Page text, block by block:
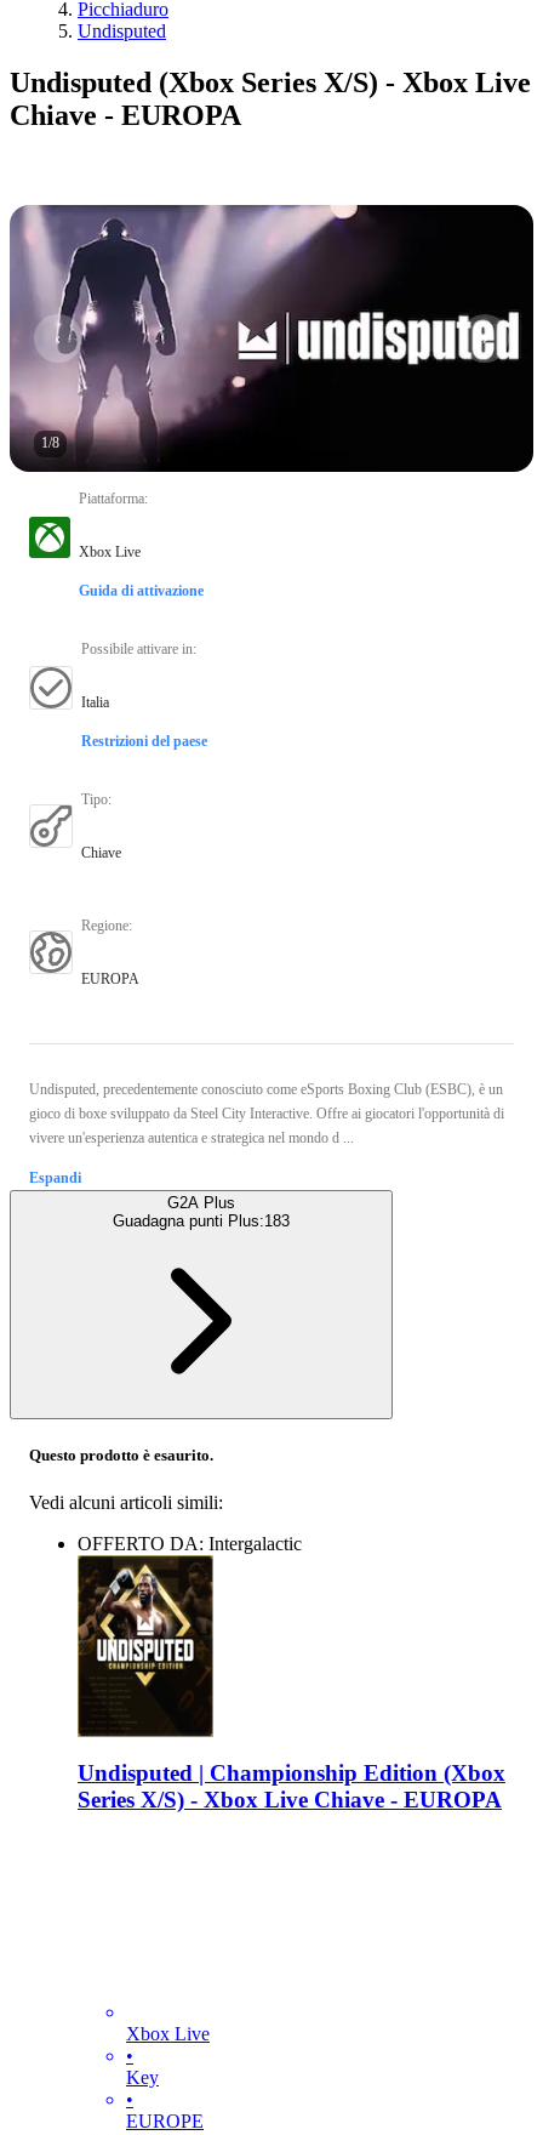
Picchiaduro
Undisputed
Undisputed (Xbox Series X/S) - Xbox Live
Chiave - EUROPA
1/8
Piattaforma:
Xbox Live
Guida di attivazione
Possibile attivare in:
Italia
Restrizioni del paese
Tipo:
Chiave
Regione:
EUROPA
Undisputed, precedentemente conosciuto come eSports Boxing Club (ESBC), è un
gioco di boxe sviluppato da Steel City Interactive. Offre ai giocatori l'opportunità di
vivere un'esperienza autentica e strategica nel mondo d ...
Espandi
G2A Plus
Guadagna punti Plus:183
Questo prodotto è esaurito.
Vedi alcuni articoli simili:
OFFERTO DA: Intergalactic
Undisputed | Championship Edition (Xbox
Series X/S) - Xbox Live Chiave - EUROPA
Xbox Live
•
Key
•
EUROPE